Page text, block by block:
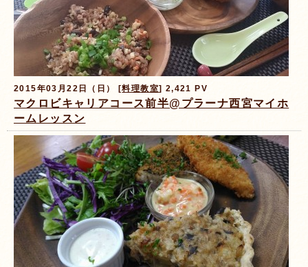
2015年03月22日（日） [料理教室] 2,421 PV
マクロビキャリアコース前半@プラーナ西宮マイホ
ームレッスン